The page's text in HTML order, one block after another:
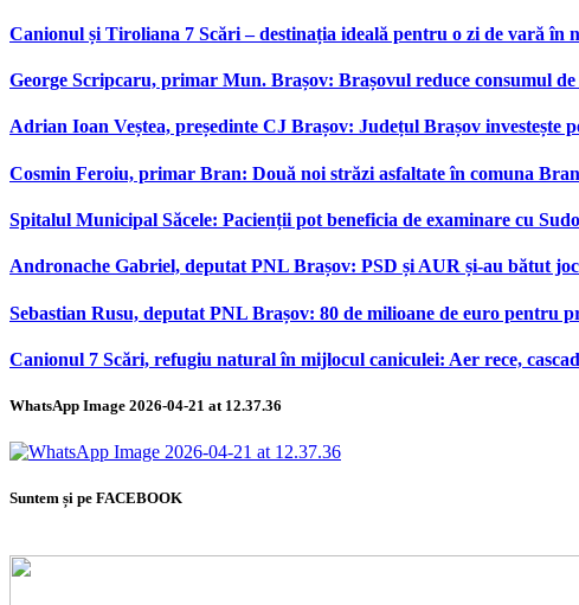
Canionul și Tiroliana 7 Scări – destinația ideală pentru o zi de vară
George Scripcaru, primar Mun. Brașov: Brașovul reduce consumul
Adrian Ioan Veștea, președinte CJ Brașov: Județul Brașov investește
Cosmin Feroiu, primar Bran: Două noi străzi asfaltate în comuna
Spitalul Municipal Săcele: Pacienții pot beneficia de examinare cu
Andronache Gabriel, deputat PNL Brașov: PSD și AUR și-au bătut
Sebastian Rusu, deputat PNL Brașov: 80 de milioane de euro pentru
Canionul 7 Scări, refugiu natural în mijlocul caniculei: Aer rece,
WhatsApp Image 2026-04-21 at 12.37.36
Suntem și pe FACEBOOK